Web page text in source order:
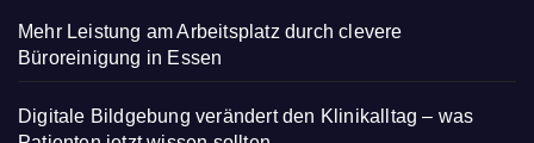
Mehr Leistung am Arbeitsplatz durch clevere
Büroreinigung in Essen
Digitale Bildgebung verändert den Klinikalltag – was